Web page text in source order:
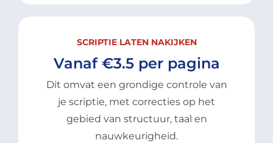
SCRIPTIE LATEN NAKIJKEN
Vanaf €3.5 per pagina
Dit omvat een grondige controle van
je scriptie, met correcties op het
gebied van structuur, taal en
nauwkeurigheid.